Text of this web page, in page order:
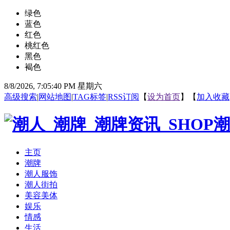
绿色
蓝色
红色
桃红色
黑色
褐色
8/8/2026, 7:05:40 PM 星期六
高级搜索|网站地图|TAG标签|RSS订阅 【设为首页】【 加入收藏
主页
潮牌
潮人服饰
潮人街拍
美容美体
娱乐
情感
生活